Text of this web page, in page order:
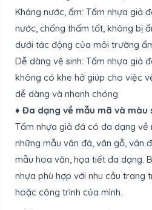
Kháng nước, ẩm: Tấm nhựa giả
nước, chống thấm tốt, không bị
dưới tác động của môi trường
Dễ dàng vệ sinh: Tấm nhựa giả
không có khe hở giúp cho việc
dễ dàng và nhanh chóng
♦ Đa dạng về mẫu mã và màu
Tấm nhựa giả đá có đa dạng về
những mẫu vân đá, vân gỗ, vân
mẫu hoa văn, họa tiết đa dạng.
nhựa phù hợp với nhu cầu trang
hoặc công trình của mình.